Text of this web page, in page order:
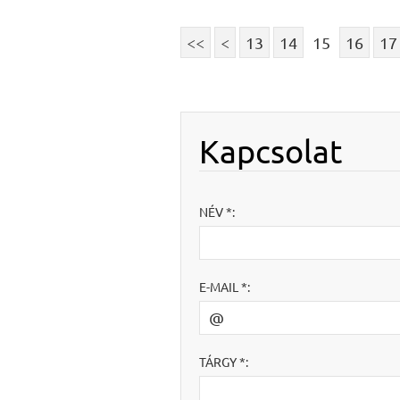
<< < 13 14 15 16 17
Kapcsolat
NÉV *:
E-MAIL *:
TÁRGY *: